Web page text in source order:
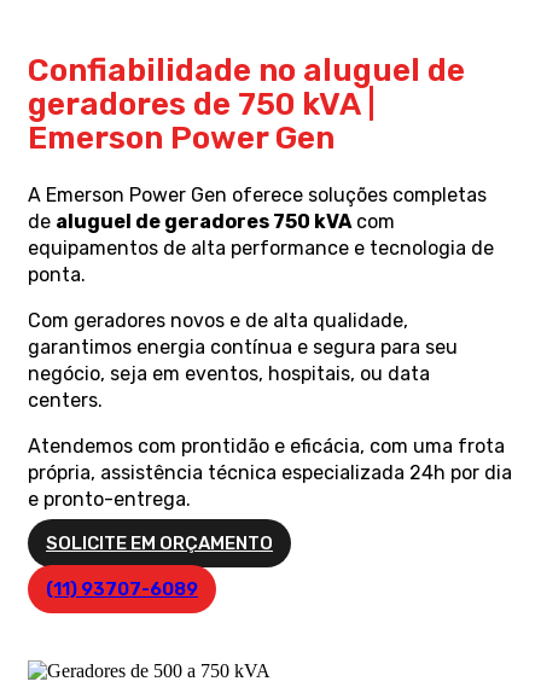
Confiabilidade no aluguel de
geradores de 750 kVA |
Emerson Power Gen
A Emerson Power Gen oferece soluções completas
de aluguel de geradores 750 kVA com
equipamentos de alta performance e tecnologia de
ponta.
Com geradores novos e de alta qualidade,
garantimos energia contínua e segura para seu
negócio, seja em eventos, hospitais, ou data
centers.
Atendemos com prontidão e eficácia, com uma frota
própria, assistência técnica especializada 24h por dia
e pronto-entrega.
SOLICITE EM ORÇAMENTO
(11) 93707-6089